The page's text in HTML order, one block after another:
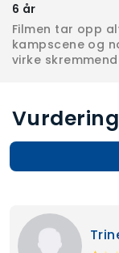
6 år
Filmen tar opp
kampscene og
virke